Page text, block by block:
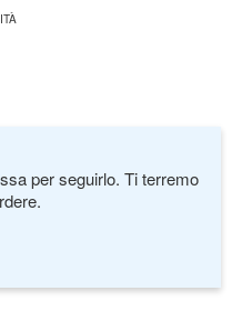
per seguirlo. Ti terremo